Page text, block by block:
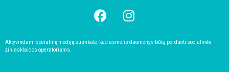
Aktyvindami socialinę mediją sutinkate, kad asmens duomenys būtų perduoti socialinės
žiniasklaidos operatoriams.